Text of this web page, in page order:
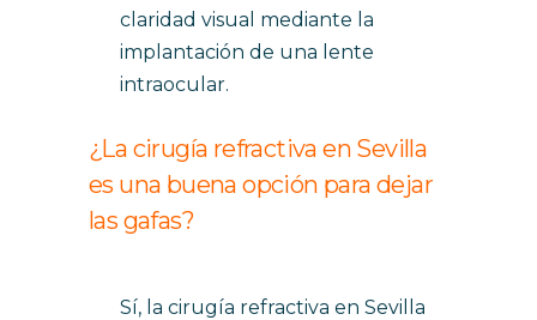
claridad visual mediante la
implantación de una lente
intraocular.
¿La cirugía refractiva en Sevilla
es una buena opción para dejar
las gafas?
Sí, la cirugía refractiva en Sevilla